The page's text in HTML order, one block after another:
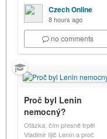
Czech Online
8 hours ago
no comments
Proč byl Lenin
nemocný?
Otázka, čím přesně trpěl
Vladimir Iljič Lenín a proč